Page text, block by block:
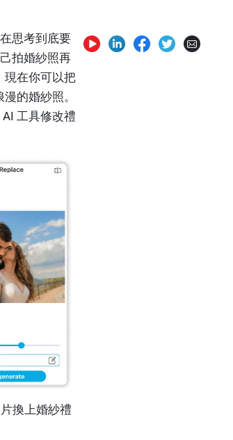
思考到底要
拍婚紗照再
現在你可以把
的婚紗照。
工具修改禮
換上婚紗禮